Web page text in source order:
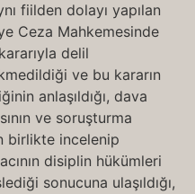
fiilden dolayı yapılan
Ceza Mahkemesinde
delil
ve bu kararın
anlaşıldığı, dava
ve soruşturma
birlikte incelenip
disiplin hükümleri
sonucuna ulaşıldığı,